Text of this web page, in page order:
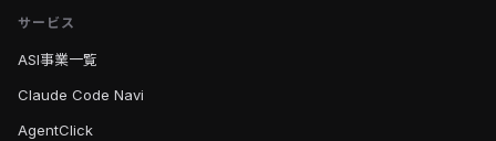
サービス
ASI事業一覧
Claude Code Navi
AgentClick